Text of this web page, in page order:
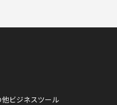
ビジネスツール